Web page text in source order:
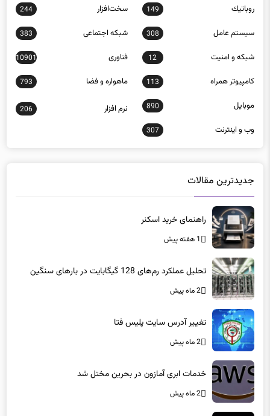
روباتيك 149 سخت‌افزار 244
سيستم عامل 308 شبكه اجتماعی 383
شبكه و امنيت 12 فناوری 10901
كامپيوتر همراه 113 ماهواره و فضا 793
موبايل 890 نرم افزار 206
وب و اينترنت 307
جدیدترین مقالات
راهنمای خرید اسکنر
1 هفته پیش
تحلیل عملکرد رم‌های 128 گیگابایت در بارهای سنگین
2 ماه پیش
تغییر آدرس سایت پلیس فتا
2 ماه پیش
خدمات ابری آمازون در بحرین مختل شد
2 ماه پیش